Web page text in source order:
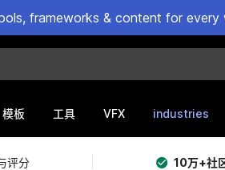
frameworks & content for
模板 工具 VFX industries
评分 10万+社